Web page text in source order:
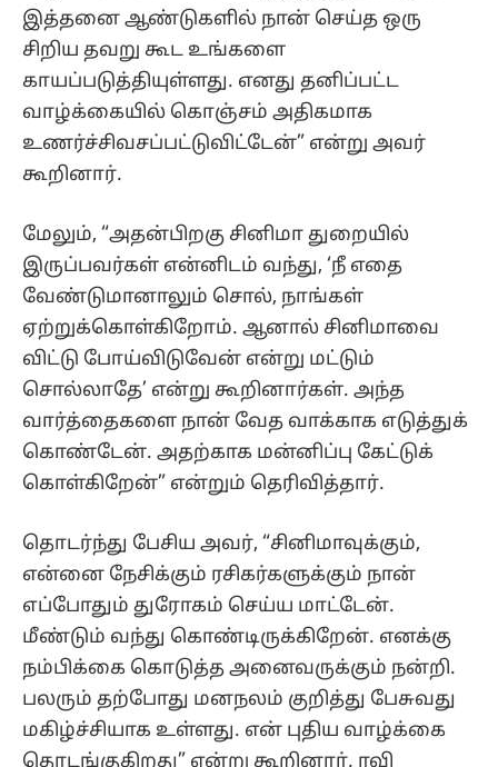
இத்தனை ஆண்டுகளில் நான் செய்த ஒரு
சிறிய தவறு கூட உங்களை
காயப்படுத்தியுள்ளது. எனது தனிப்பட்ட
வாழ்க்கையில் கொஞ்சம் அதிகமாக
உணர்ச்சிவசப்பட்டுவிட்டேன்” என்று அவர்
கூறினார்.
மேலும், “அதன்பிறகு சினிமா துறையில்
இருப்பவர்கள் என்னிடம் வந்து, ‘நீ எதை
வேண்டுமானாலும் சொல், நாங்கள்
ஏற்றுக்கொள்கிறோம். ஆனால் சினிமாவை
விட்டு போய்விடுவேன் என்று மட்டும்
சொல்லாதே’ என்று கூறினார்கள். அந்த
வார்த்தைகளை நான் வேத வாக்காக எடுத்துக்
கொண்டேன். அதற்காக மன்னிப்பு கேட்டுக்
கொள்கிறேன்” என்றும் தெரிவித்தார்.
தொடர்ந்து பேசிய அவர், “சினிமாவுக்கும்,
என்னை நேசிக்கும் ரசிகர்களுக்கும் நான்
எப்போதும் துரோகம் செய்ய மாட்டேன்.
மீண்டும் வந்து கொண்டிருக்கிறேன். எனக்கு
நம்பிக்கை கொடுத்த அனைவருக்கும் நன்றி.
பலரும் தற்போது மனநலம் குறித்து பேசுவது
மகிழ்ச்சியாக உள்ளது. என் புதிய வாழ்க்கை